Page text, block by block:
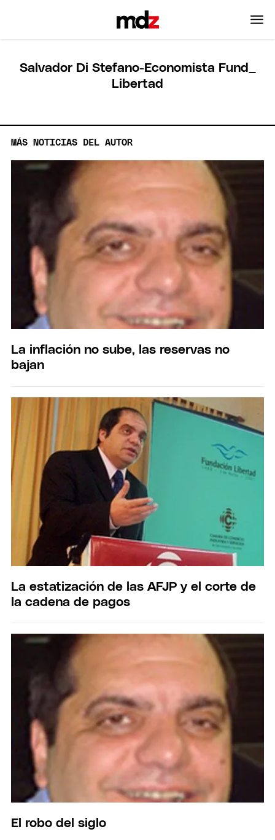
Salvador Di Stefano-Economista Fund_
Libertad
MÁS NOTICIAS DEL AUTOR
La inflación no sube, las reservas no
bajan
La estatización de las AFJP y el corte de
la cadena de pagos
El robo del siglo